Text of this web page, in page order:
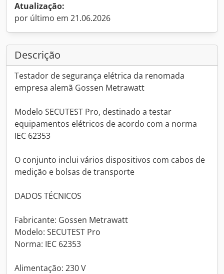
Atualização:
por último em 21.06.2026
Descrição
Testador de segurança elétrica da renomada
empresa alemã Gossen Metrawatt
Modelo SECUTEST Pro, destinado a testar
equipamentos elétricos de acordo com a norma
IEC 62353
O conjunto inclui vários dispositivos com cabos de
medição e bolsas de transporte
DADOS TÉCNICOS
Fabricante: Gossen Metrawatt
Modelo: SECUTEST Pro
Norma: IEC 62353
Alimentação: 230 V